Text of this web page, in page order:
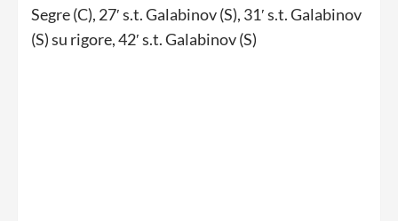
Segre (C), 27′ s.t. Galabinov (S), 31′ s.t. Galabinov
(S) su rigore, 42′ s.t. Galabinov (S)